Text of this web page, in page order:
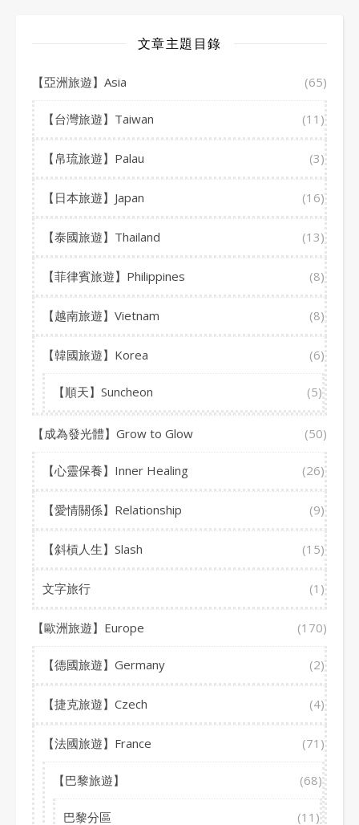
文章主題目錄
【亞洲旅遊】Asia (65)
【台灣旅遊】Taiwan (11)
【帛琉旅遊】Palau (3)
【日本旅遊】Japan (16)
【泰國旅遊】Thailand (13)
【菲律賓旅遊】Philippines (8)
【越南旅遊】Vietnam (8)
【韓國旅遊】Korea (6)
【順天】Suncheon (5)
【成為發光體】Grow to Glow (50)
【心靈保養】Inner Healing (26)
【愛情關係】Relationship (9)
【斜槓人生】Slash (15)
文字旅行 (1)
【歐洲旅遊】Europe (170)
【德國旅遊】Germany (2)
【捷克旅遊】Czech (4)
【法國旅遊】France (71)
【巴黎旅遊】 (68)
巴黎分區 (11)